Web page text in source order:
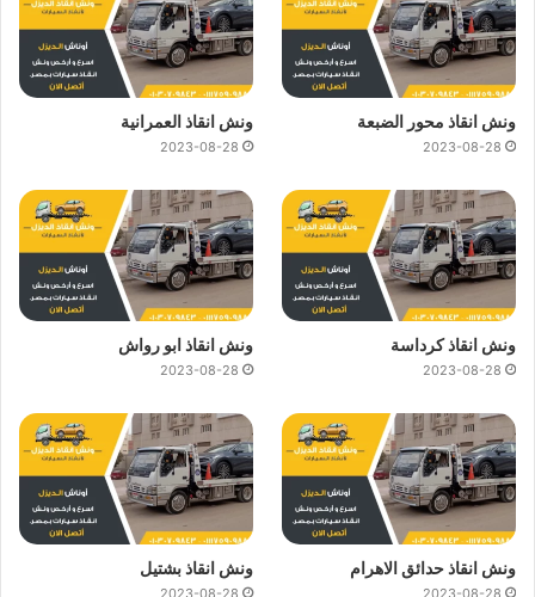
ونش انقاذ محور الضبعة
2023-08-28
ونش انقاذ العمرانية
2023-08-28
ونش انقاذ كرداسة
2023-08-28
ونش انقاذ ابو رواش
2023-08-28
ونش انقاذ حدائق الاهرام ونش انقاذ بشتيل